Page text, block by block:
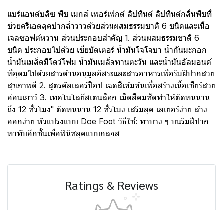
แบร์แอนด์บลิซ พีช เมกส์ เพอร์เฟกต์ ลิปทินต์ ลิปทินต์กลิ่นพีชที่
ช่วยครีเอตลุคปากฉ่ำวาวด้วยส่วนผสมธรรมชาติ 6 ชนิดและเนื้อ
เจลซอฟต์หวาน ส่วนประกอบสำคัญ 1. ส่วนผสมธรรมชาติ 6
ชนิด ประกอบไปด้วย เชียบัตเตอร์ น้ำมันโจโจบา น้ำกันมะกอก
น้ำมันเมล็ดมีโดว์โฟม น้ำมันเมล็ดทานตะวัน และน้ำมันอัลมอนด์
ที่อุดมไปด้วยสารต้านอนุมูลอิสระและสารอาหารเพื่อริมฝีปากสวย
สุขภาพดี 2. สูตรคัลเลอร์ป็อป เฉดสีเข้มข้นเพื่อสร้างเนื้อเชียร์สวย
อ่อนเยาว์ 3. เทคโนโลยีสเตนล็อก เม็ดสีคมชัดทำให้ติดทนนาน
ถึง 12 ชั่วโมง" ติดทนนาน 12 ชั่วโมง เสริมลุค เลเยอร์ง่าย ล้าง
ออกง่าย หัวแปรงแบบ Doe Foot วิธีใช้: ทาบาง ๆ บนริมฝีปาก
ทาทับอีกชั้นเพื่อฟินิชลุคแบบกลอส
Ratings & Reviews